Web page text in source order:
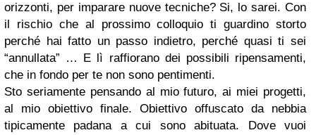
orizzonti, per imparare nuove tecniche? Si, lo sarei. Con
il rischio che al prossimo colloquio ti guardino storto
perché hai fatto un passo indietro, perché quasi ti sei
“annullata” … E lì raffiorano dei possibili ripensamenti,
che in fondo per te non sono pentimenti.
Sto seriamente pensando al mio futuro, ai miei progetti,
al mio obiettivo finale. Obiettivo offuscato da nebbia
tipicamente padana a cui sono abituata. Dove vuoi